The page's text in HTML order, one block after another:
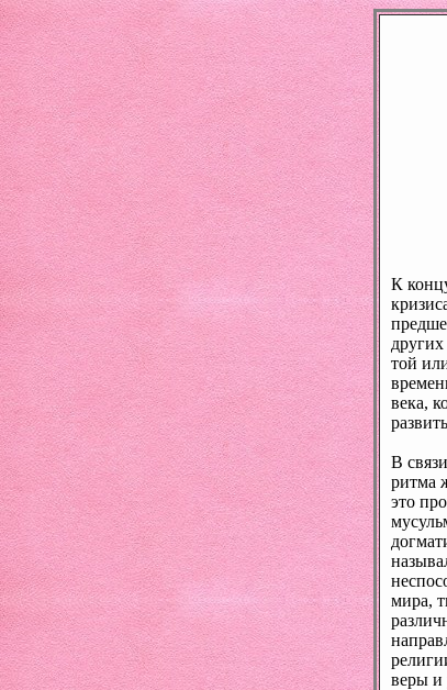
К
той
века,
В
ритма
это
мира,
веры и